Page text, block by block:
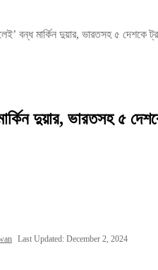
বন্ধ মার্কিন দুয়ার, ভারতসহ ৫ দেশকে
দুয়ার, ভারতসহ ৫
Last Updated: December 2, 2024